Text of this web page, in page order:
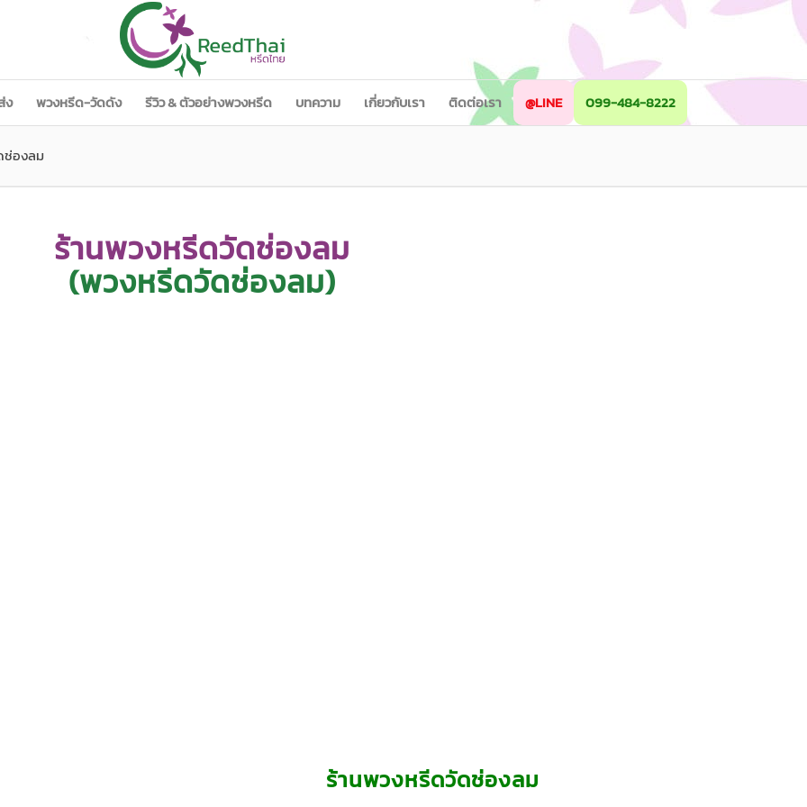
ง พวงหรีด-วัดดัง รีวิว & ตัวอย่างพวงหรีด บทความ เกี่ยวกับเรา ติดต่อเรา @LINE 099-484-8222
ช่องลม
ร้านพวงหรีดวัดช่องลม
(พวงหรีดวัดช่องลม)
ร้านพวงหรีดวัดช่องลม